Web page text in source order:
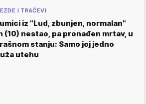
I TRAČEVI
iz "Lud, zbunjen, normalan"
(10) nestao, pa pronađen mrtav, u
stanju: Samo joj jedno
utehu